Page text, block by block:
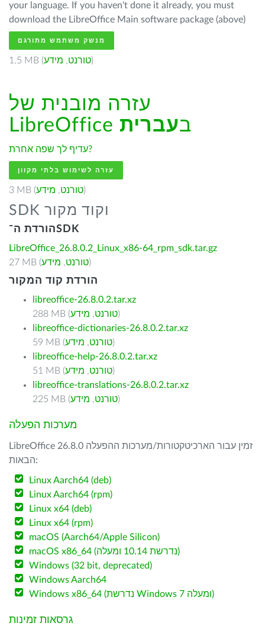
your language. If you haven't done it already, you must
download the LibreOffice Main software package (above)
מנשק משתמש מתורגם
1.5 MB ( טורנט, מידע )
עזרה מובנית של
LibreOffice בעברית
עדיף לך שפה אחרת?
עזרה לשימוש בלתי מקוון
3 MB ( טורנט, מידע )
SDK וקוד מקור
הורדת ה־SDK
LibreOffice_26.8.0.2_Linux_x86-64_rpm_sdk.tar.gz
27 MB (
טורנט, מידע )
הורדת קוד המקור
libreoffice-26.8.0.2.tar.xz
288 MB (
טורנט, מידע
)
libreoffice-dictionaries-26.8.0.2.tar.xz
59 MB (
טורנט, מידע
)
libreoffice-help-26.8.0.2.tar.xz
51 MB (
טורנט, מידע
)
libreoffice-translations-26.8.0.2.tar.xz
225 MB (
טורנט, מידע )
מערכות הפעלה
LibreOffice 26.8.0 זמין עבור הארכיטקטורות/מערכות ההפעלה
הבאות:
Linux Aarch64 (deb)
Linux Aarch64 (rpm)
Linux x64 (deb)
Linux x64 (rpm)
macOS (Aarch64/Apple Silicon)
macOS x86_64 (נדרשת 10.14 ומעלה)
Windows (32 bit, deprecated)
Windows Aarch64
Windows x86_64 (נדרשת Windows 7 ומעלה)
גרסאות זמינות